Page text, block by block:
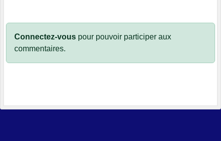
Connectez-vous pour pouvoir participer aux
commentaires.